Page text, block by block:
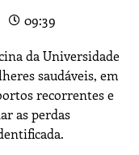
09:39
da Universidade
saudáveis, em
recorrentes e
as perdas